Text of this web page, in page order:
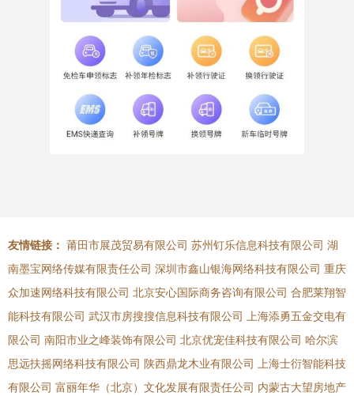
友情链接： 莆田市展茂贸易有限公司 苏州钉乐信息科技有限公司 湖
南墨宝网络传媒有限责任公司 深圳市鑫山银海网络科技有限公司 重庆
众加速网络科技有限公司 北京安心国际商务咨询有限公司 合肥莱翔智
能科技有限公司 武汉市房搜搜信息科技有限公司
上海添勇五金交电有
限公司 南阳市业之峰装饰有限公司 北京优宠佳科技有限公司 哈尔滨
思远扶摇网络科技有限公司 陕西鼎龙木业有限公司
上海士衍智能科技
有限公司 富丽年华（北京）文化发展有限责任公司 内蒙古大望房地产